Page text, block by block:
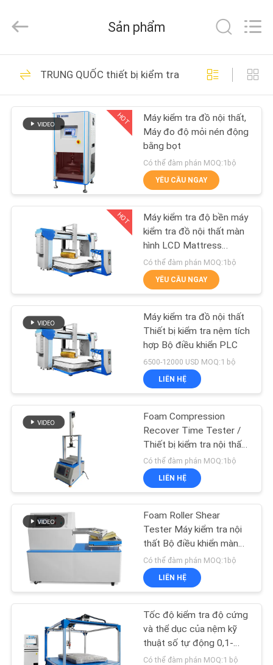
TRANG
CHỦ
CÁC
VIDEO
BUỔI
TRÌNH
VR
CHÚNG
THAM
MÁY
KIỂM
SOÁT
CHẤT
LƯỢNG
Equipment
Rights
Máy thí nghiệm
80
Môi trường kiểm tra
buồng
142
Máy thử kéo
206
Hệ thống bàn rung
động
Thiết bị thử nghiệm
dễ cháy
52
Sản phẩm
TRUNG QUỐC thiết bị kiểm tra đồ nội thất
HOT
Máy kiểm tra đồ nội thất,
Máy đo độ mỏi nén động
bằng bọt
Có thể đàm phán MOQ:1bộ
YÊU CẦU NGAY
HOT
Máy kiểm tra độ bền máy
kiểm tra đồ nội thất màn
hình LCD Mattress
Rollator
Có thể đàm phán MOQ:1bộ
YÊU CẦU NGAY
Máy kiểm tra đồ nội thất
Thiết bị kiểm tra nệm tích
hợp Bộ điều khiển PLC
6500-12000 USD MOQ:1 bộ
LIÊN HỆ
Foam Compression
Recover Time Tester /
Thiết bị kiểm tra nội thất
với điều khiển PLC
Có thể đàm phán MOQ:1bộ
LIÊN HỆ
Foam Roller Shear
Tester Máy kiểm tra nội
thất Bộ điều khiển màn
hình cảm ứng
Có thể đàm phán MOQ:1bộ
LIÊN HỆ
Tốc độ kiểm tra độ cứng
và thể dục của nệm kỹ
thuật số tự động 0,1-
250mm / S
Có thể đàm phán MOQ:1 bộ